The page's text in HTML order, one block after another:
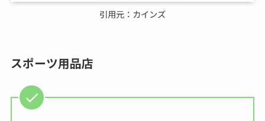
引用元：カインズ
スポーツ用品店